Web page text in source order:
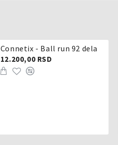
Connetix - Ball run 92 dela
12.200,00 RSD